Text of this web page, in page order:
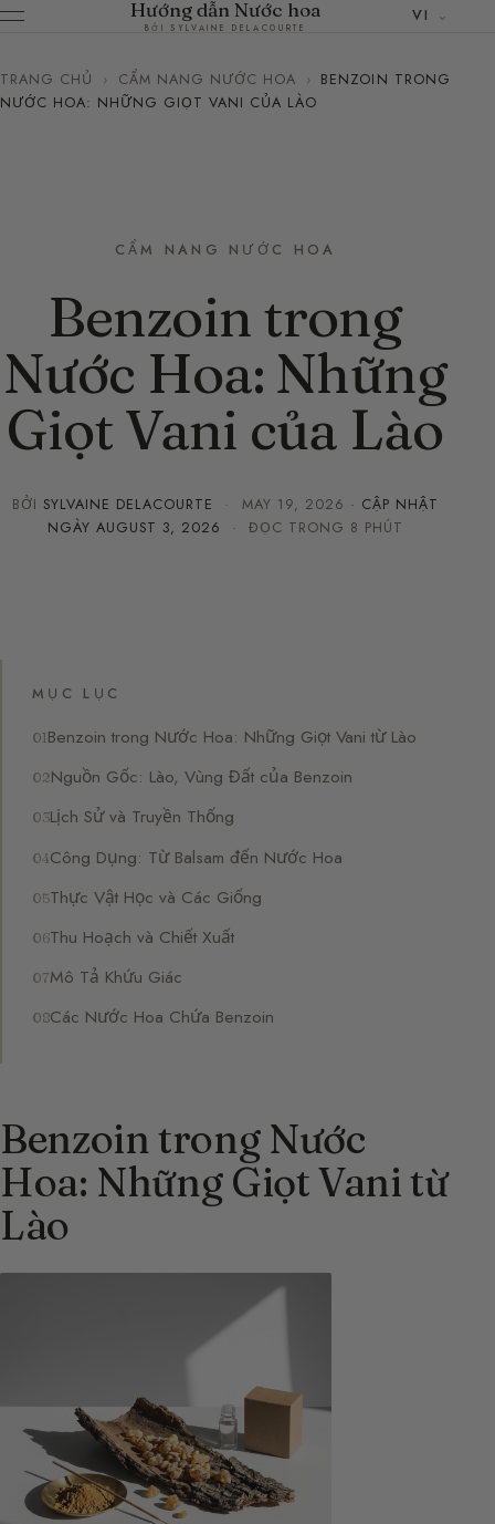
Hướng dẫn Nước hoa
BỞI SYLVAINE DELACOURTE
VI
TRANG CHỦ › CẨM NANG NƯỚC HOA › BENZOIN TRONG
NƯỚC HOA: NHỮNG GIỌT VANI CỦA LÀO
CẨM NANG NƯỚC HOA
Benzoin trong
Nước Hoa: Những
Giọt Vani của Lào
BỞI SYLVAINE DELACOURTE · MAY 19, 2026 · CẬP NHẬT
NGÀY AUGUST 3, 2026 · ĐỌC TRONG 8 PHÚT
MỤC LỤC
Benzoin trong Nước Hoa: Những Giọt Vani từ Lào
Nguồn Gốc: Lào, Vùng Đất của Benzoin
Lịch Sử và Truyền Thống
Công Dụng: Từ Balsam đến Nước Hoa
Thực Vật Học và Các Giống
Thu Hoạch và Chiết Xuất
Mô Tả Khứu Giác
Các Nước Hoa Chứa Benzoin
Benzoin trong Nước
Hoa: Những Giọt Vani từ
Lào